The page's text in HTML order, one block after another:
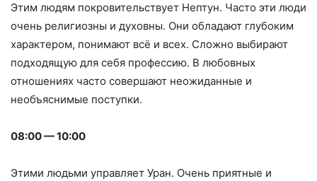
Этим людям покровительствует Нептун. Часто эти люди
очень религиозны и духовны. Они обладают глубоким
характером, понимают всё и всех. Сложно выбирают
подходящую для себя профессию. В любовных
отношениях часто совершают неожиданные и
необъяснимые поступки.
08:00 — 10:00
Этими людьми управляет Уран. Очень приятные и